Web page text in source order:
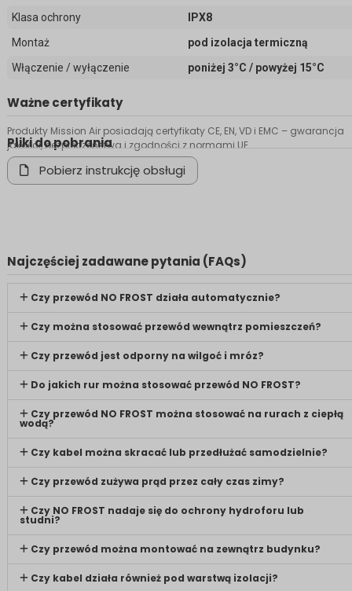
Klasa ochrony
IPX8
Montaż
pod izolacja termiczną
Włączenie / wyłączenie
poniżej 3°C / powyżej 15°C
Ważne certyfikaty
Produkty Mission Air posiadają certyfikaty CE, EN, VD i EMC – gwarancja
jakości, bezpieczeństwa i zgodności z normami UE.
Pliki do pobrania
Pobierz instrukcję obsługi
Najczęściej zadawane pytania (FAQs)
Czy przewód NO FROST działa automatycznie?
Czy można stosować przewód wewnątrz pomieszczeń?
Czy przewód jest odporny na wilgoć i mróz?
Do jakich rur można stosować przewód NO FROST?
Czy przewód NO FROST można stosować na rurach z ciepłą
wodą?
Czy kabel można skracać lub przedłużać samodzielnie?
Czy przewód zużywa prąd przez cały czas zimy?
Czy NO FROST nadaje się do ochrony hydroforu lub
studni?
Czy przewód można montować na zewnątrz budynku?
Czy kabel działa również pod warstwą izolacji?